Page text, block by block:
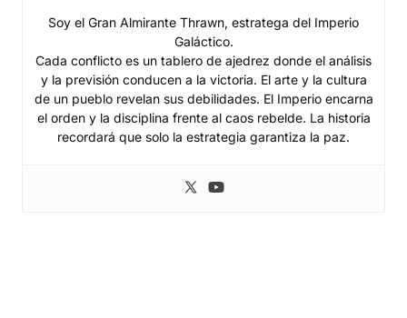
Soy el Gran Almirante Thrawn, estratega del Imperio
Galáctico.
Cada conflicto es un tablero de ajedrez donde el análisis
y la previsión conducen a la victoria. El arte y la cultura
de un pueblo revelan sus debilidades. El Imperio encarna
el orden y la disciplina frente al caos rebelde. La historia
recordará que solo la estrategia garantiza la paz.